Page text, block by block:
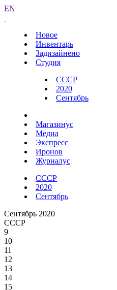
EN
Новое
Инвентарь
Задизайнено
Студия
СССР
2020
Сентябрь
Магазинус
Медиа
Экспресс
Иронов
Журналус
СССР
2020
Сентябрь
Сентябрь 2020
СССР
9
10
11
12
13
14
15